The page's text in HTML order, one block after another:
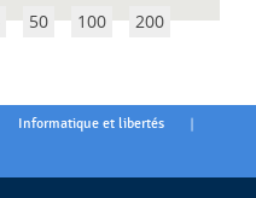
50 100 200
Informatique et libertés |